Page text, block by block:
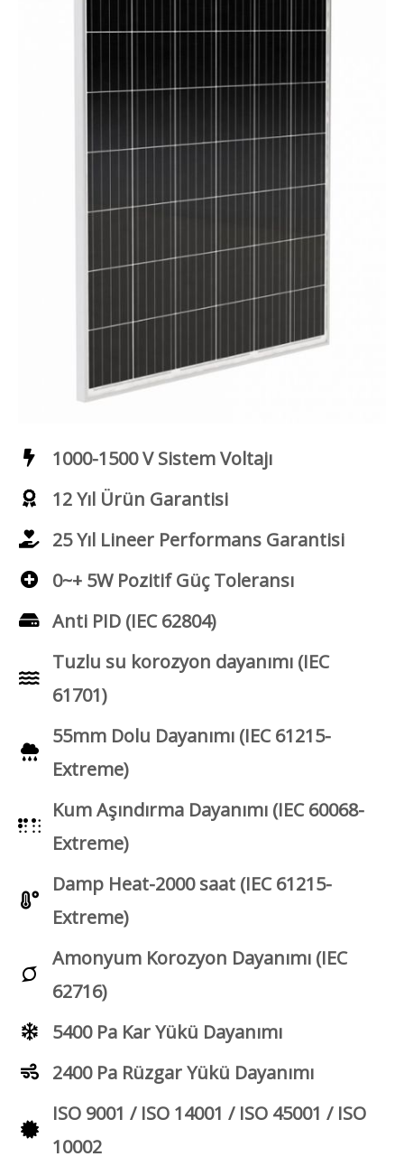
1000-1500 V Sistem Voltajı
12 Yıl Ürün Garantisi
25 Yıl Lineer Performans Garantisi
0~+ 5W Pozitif Güç Toleransı
Anti PID (IEC 62804)
Tuzlu su korozyon dayanımı (IEC
61701)
55mm Dolu Dayanımı (IEC 61215-
Extreme)
Kum Aşındırma Dayanımı (IEC 60068-
Extreme)
Damp Heat-2000 saat (IEC 61215-
Extreme)
Amonyum Korozyon Dayanımı (IEC
62716)
5400 Pa Kar Yükü Dayanımı
2400 Pa Rüzgar Yükü Dayanımı
ISO 9001 / ISO 14001 / ISO 45001 / ISO
10002